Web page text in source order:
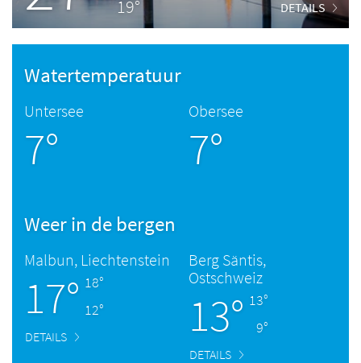
19°
DETAILS
Watertemperatuur
Untersee
7°
Obersee
7°
Weer in de bergen
Malbun, Liechtenstein
17° 18°
12°
DETAILS
Berg Säntis,
Ostschweiz
13° 13°
9°
DETAILS